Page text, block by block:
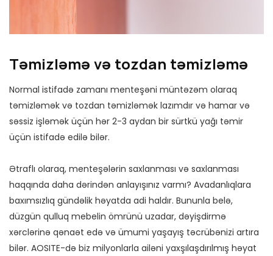
Təmizləmə və tozdan təmizləmə
Normal istifadə zamanı menteşəni müntəzəm olaraq
təmizləmək və tozdan təmizləmək lazımdır və hamar və
səssiz işləmək üçün hər 2-3 aydan bir sürtkü yağı təmir
üçün istifadə edilə bilər.
Ətraflı olaraq, menteşələrin saxlanması və saxlanması
haqqında daha dərindən anlayışınız varmı? Avadanlıqlara
baxımsızlıq gündəlik həyatda adi haldır. Bununla belə,
düzgün qulluq mebelin ömrünü uzadar, dəyişdirmə
xərclərinə qənaət edə və ümumi yaşayış təcrübənizi artıra
bilər. AOSITE-də biz milyonlarla ailəni yaxşılaşdırılmış həyat